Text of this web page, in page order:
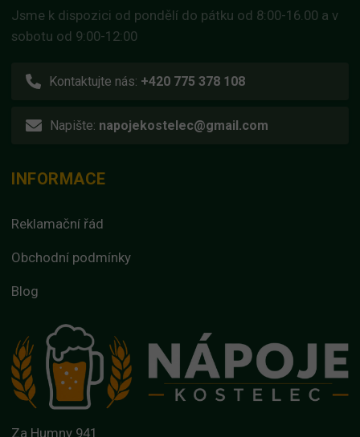
Jsme k dispozici od pondělí do pátku od 8:00-16.00 a v
sobotu od 9:00-12:00
Kontaktujte nás: +420 775 378 108
Napište: napojekostelec@gmail.com
INFORMACE
Reklamační řád
Obchodní podmínky
Blog
Za Humny 941